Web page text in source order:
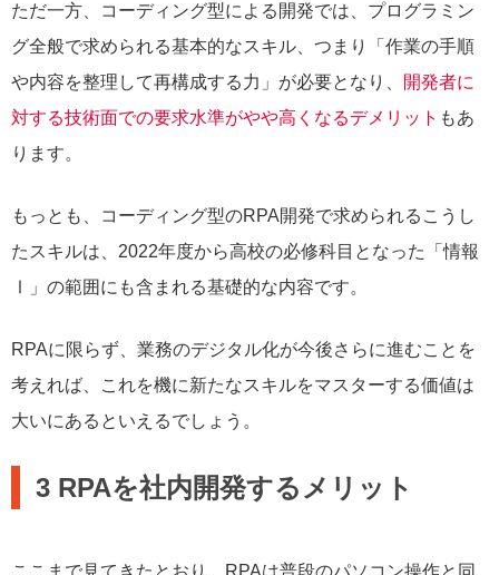
ただ一方、コーディング型による開発では、プログラミン
グ全般で求められる基本的なスキル、つまり「作業の手順
や内容を整理して再構成する力」が必要となり、
開発者に
対する技術面での要求水準がやや高くなるデメリット もあ
ります。
もっとも、コーディング型のRPA開発で求められるこうし
たスキルは、2022年度から高校の必修科目となった「情報
Ⅰ」の範囲にも含まれる基礎的な内容です。
RPAに限らず、業務のデジタル化が今後さらに進むことを
考えれば、これを機に新たなスキルをマスターする価値は
大いにあるといえるでしょう。
3 RPAを社内開発するメリット